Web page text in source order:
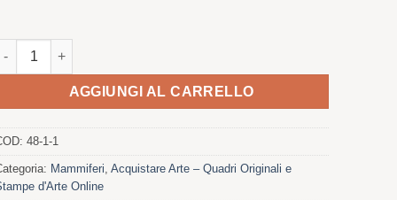
di tigri del Bengala
AGGIUNGI AL CARRELLO
48-1-1
Mammiferi ,Acquistare Arte – Quadri Originali e
d'Arte Online